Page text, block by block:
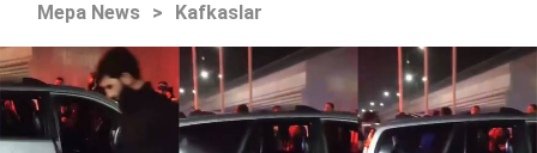
Mepa News > Kafkaslar